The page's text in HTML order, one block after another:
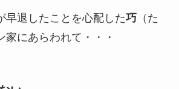
早退したことを心配した巧（た
家にあらわれて・・・